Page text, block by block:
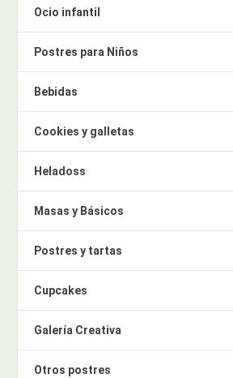
Ocio infantil
Postres para Niños
Bebidas
Cookies y galletas
Heladoss
Masas y Básicos
Postres y tartas
Cupcakes
Galería Creativa
Otros postres